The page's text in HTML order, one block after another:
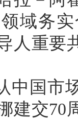
域务
人重要
中国市
建交70